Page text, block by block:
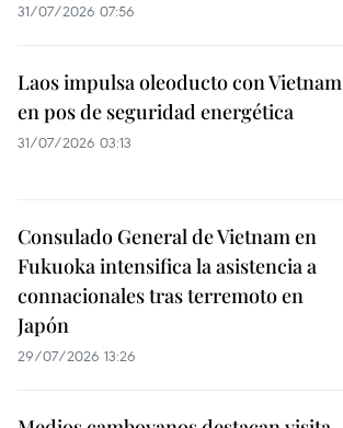
31/07/2026 07:56
Laos impulsa oleoducto con Vietnam
en pos de seguridad energética
31/07/2026 03:13
Consulado General de Vietnam en
Fukuoka intensifica la asistencia a
connacionales tras terremoto en
Japón
29/07/2026 13:26